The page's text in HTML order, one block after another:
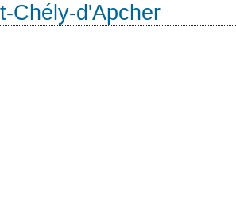
Chély-d'Apcher